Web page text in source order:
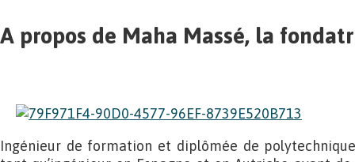
A propos de Maha Massé, la
Ingénieur de formation et diplômée de